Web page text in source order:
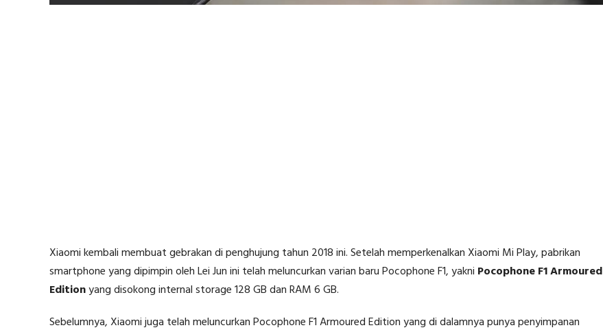
Xiaomi kembali membuat gebrakan di penghujung tahun 2018 ini. Setelah memperkenalkan Xiaomi Mi Play, pabrikan
smartphone yang dipimpin oleh Lei Jun ini telah meluncurkan varian baru Pocophone F1, yakni Pocophone F1 Armoured
Editionyang disokong internal storage 128 GB dan RAM 6 GB.
Sebelumnya, Xiaomi juga telah meluncurkan Pocophone F1 Armoured Edition yang di dalamnya punya penyimpanan